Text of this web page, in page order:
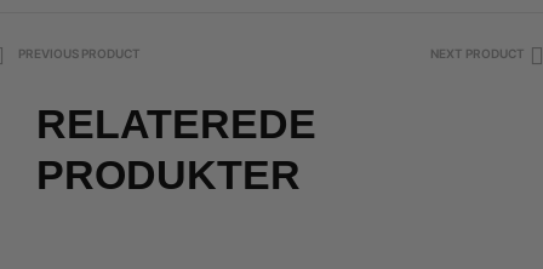
PREVIOUS PRODUCT NEXT PRODUCT
RELATEREDE
PRODUKTER